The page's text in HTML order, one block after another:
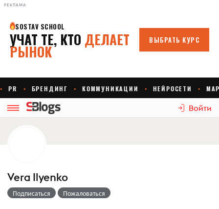
РЕКЛАМА
Войти
Vera Ilyenko
Подписаться Пожаловаться